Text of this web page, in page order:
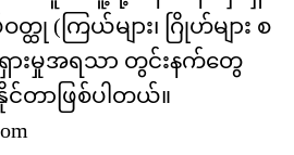
(ကြယ်များ၊ ဂြိုဟ်များ စ
ားမှုအရသာ တွင်းနက်တွေ
ာဖြစ်ပါတယ်။